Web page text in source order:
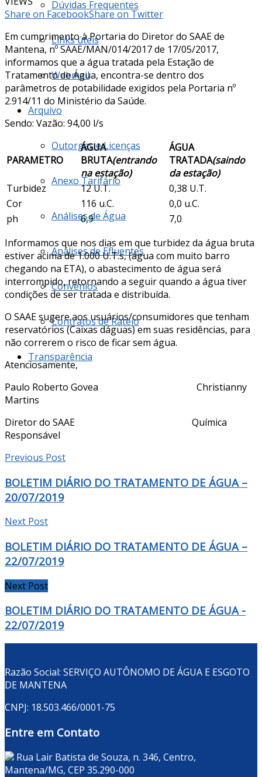
Dúvidas Frequentes
Links úteis
Webmail
Arquivo
Outorgas e Licenças
Anexo Tarifário
Análises de Água
Análises de Efluentes
Convênios
Contratos de Rateio
Transparência
Share on FacebookShare on Twitter
Em cumprimento à Portaria do Diretor do SAAE de
Mantena, nº SAAE/MAN/014/2017 de 17/05/2017,
informamos que a água tratada pela Estação de
Tratamento de Água, encontra-se dentro dos
parâmetros de potabilidade exigidos pela Portaria nº
2.914/11 do Ministério da Saúde.
Sendo: Vazão: 94,00 l/s
PARAMETRO
ÁGUA
BRUTA(entrando
na estação)
ÁGUA
TRATADA(saindo
da estação)
Turbidez
12 U.T.
0,38 U.T.
Cor
116 u.C.
0,0 u.C.
ph
6,9
7,0
Informamos que nos dias em que turbidez da água bruta
estiver acima de 1.000 U.T.s, (água com muito barro
chegando na ETA), o abastecimento de água será
interrompido, retornando a seguir quando a água tiver
condições de ser tratada e distribuída.
O SAAE sugere aos usuários/consumidores que tenham
reservatórios (Caixas dáguas) em suas residências, para
não correrem o risco de ficar sem água.
Atenciosamente,
Paulo Roberto Govea Christianny
Martins
Diretor do SAAE Química
Responsável
Previous Post
BOLETIM DIÁRIO DO TRATAMENTO DE ÁGUA –
20/07/2019
Next Post
BOLETIM DIÁRIO DO TRATAMENTO DE ÁGUA –
22/07/2019
Next Post
BOLETIM DIÁRIO DO TRATAMENTO DE ÁGUA -
22/07/2019
Razão Social: SERVIÇO AUTÔNOMO DE ÁGUA E ESGOTO
DE MANTENA
CNPJ: 18.503.466/0001-75
Entre em Contato
Rua Lair Batista de Souza, n. 346, Centro,
Mantena/MG, CEP 35.290-000